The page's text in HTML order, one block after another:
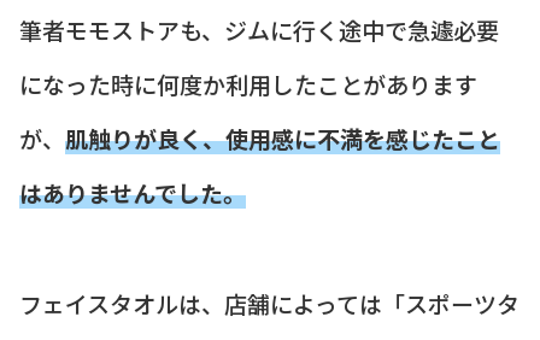
筆者モモストアも、ジムに行く途中で急遽必要
になった時に何度か利用したことがあります
が、 肌触りが良く、使用感に不満を感じたこと
はありませんでした。
フェイスタオルは、店舗によっては「スポーツタ